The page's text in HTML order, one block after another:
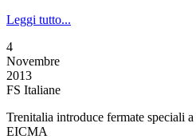
Leggi tutto...
4
Novembre
2013
FS Italiane
Trenitalia introduce fermate speciali
EICMA